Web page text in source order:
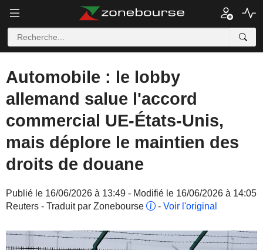
Automobile : le lobby
allemand salue l'accord
commercial UE-États-Unis,
mais déplore le maintien des
droits de douane
Publié le 16/06/2026 à 13:49 - Modifié le 16/06/2026 à 14:05
Reuters - Traduit par Zonebourse
- Voir l'original